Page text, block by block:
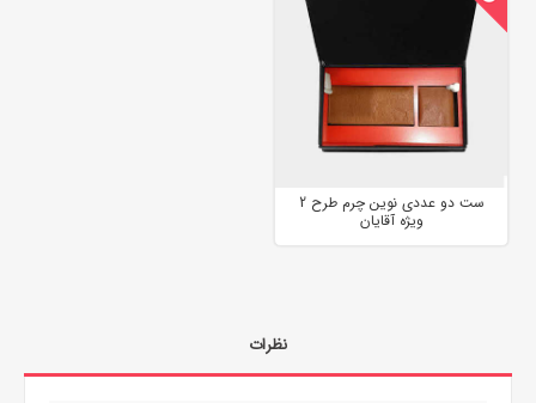
ست دو عددی نوین چرم طرح 2
ویژه آقایان
نظرات